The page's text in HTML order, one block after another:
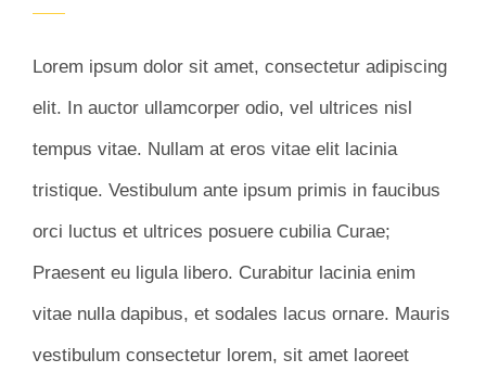
Lorem ipsum dolor sit amet, consectetur adipiscing
elit. In auctor ullamcorper odio, vel ultrices nisl
tempus vitae. Nullam at eros vitae elit lacinia
tristique. Vestibulum ante ipsum primis in faucibus
orci luctus et ultrices posuere cubilia Curae;
Praesent eu ligula libero. Curabitur lacinia enim
vitae nulla dapibus, et sodales lacus ornare. Mauris
vestibulum consectetur lorem, sit amet laoreet